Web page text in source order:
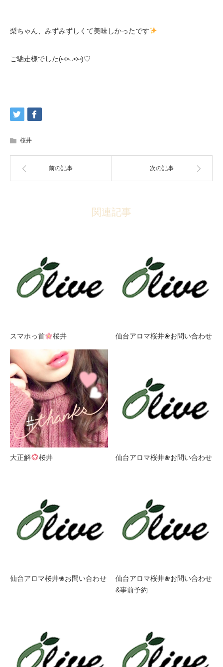
梨ちゃん、みずみずしくて美味しかったです
ご馳走様でした(⑅˃◡˂⑅)♡
桜井
前の記事 次の記事
関連記事
スマホっ首 桜井 仙台アロマ桜井❀お問い合わせ
大正解 桜井 仙台アロマ桜井❀お問い合わせ
仙台アロマ桜井❀お問い合わせ
仙台アロマ桜井❀お問い合わせ
&事前予約